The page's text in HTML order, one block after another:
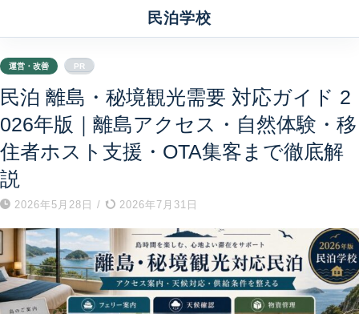
民泊学校
運営・改善 PR
民泊 離島・秘境観光需要 対応ガイド 2
026年版｜離島アクセス・自然体験・移
住者ホスト支援・OTA集客まで徹底解
説
2026年5月28日 / 2026年7月31日